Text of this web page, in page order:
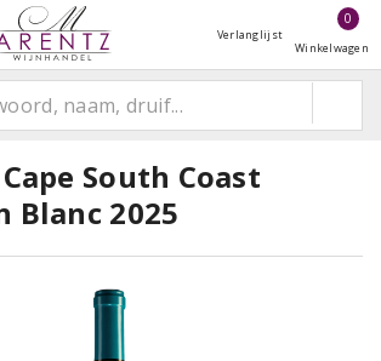
Verlanglijst
0
Winkelwagen
South Coast
Blanc 2025